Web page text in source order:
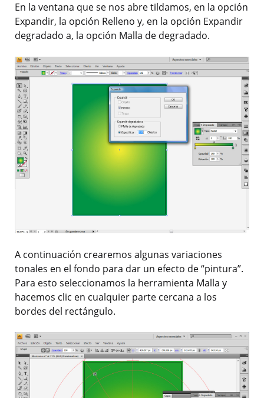
En la ventana que se nos abre tildamos, en la opción
Expandir, la opción Relleno y, en la opción Expandir
degradado a, la opción Malla de degradado.
A continuación crearemos algunas variaciones
tonales en el fondo para dar un efecto de “pintura”.
Para esto seleccionamos la herramienta Malla y
hacemos clic en cualquier parte cercana a los
bordes del rectángulo.